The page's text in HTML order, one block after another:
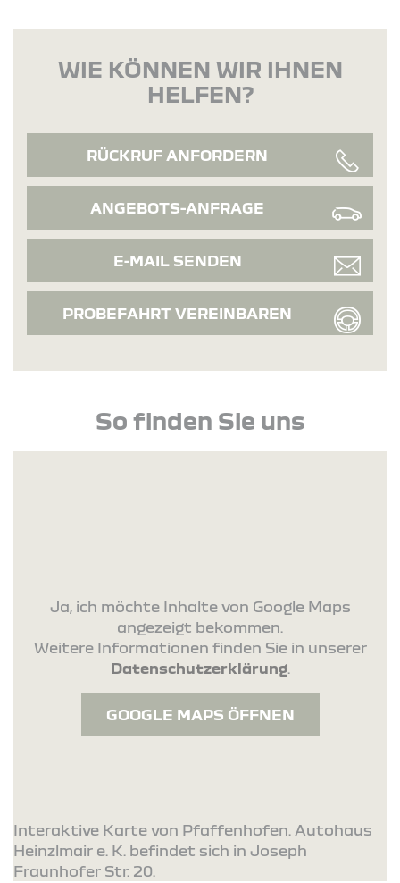
WIE KÖNNEN WIR IHNEN
HELFEN?
RÜCKRUF ANFORDERN
ANGEBOTS-ANFRAGE
E-MAIL SENDEN
PROBEFAHRT VEREINBAREN
So finden Sie uns
Ja, ich möchte Inhalte von Google Maps
angezeigt bekommen.
Weitere Informationen finden Sie in unserer
Datenschutzerklärung.
GOOGLE MAPS ÖFFNEN
Interaktive Karte von Pfaffenhofen. Autohaus
Heinzlmair e. K. befindet sich in Joseph
Fraunhofer Str. 20.